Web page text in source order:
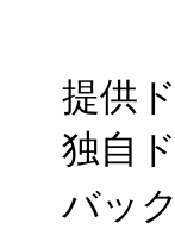
提供
独自
バッ